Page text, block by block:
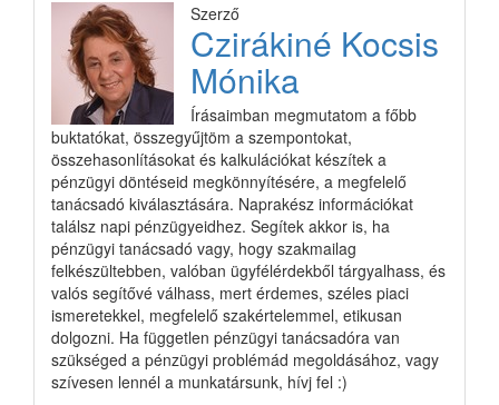
Szerző
Czirákiné Kocsis
Mónika
Írásaimban megmutatom a főbb
buktatókat, összegyűjtöm a szempontokat,
összehasonlításokat és kalkulációkat készítek a
pénzügyi döntéseid megkönnyítésére, a megfelelő
tanácsadó kiválasztására. Naprakész információkat
találsz napi pénzügyeidhez. Segítek akkor is, ha
pénzügyi tanácsadó vagy, hogy szakmailag
felkészültebben, valóban ügyfélérdekből tárgyalhass, és
valós segítővé válhass, mert érdemes, széles piaci
ismeretekkel, megfelelő szakértelemmel, etikusan
dolgozni. Ha független pénzügyi tanácsadóra van
szükséged a pénzügyi problémád megoldásához, vagy
szívesen lennél a munkatársunk, hívj fel :)